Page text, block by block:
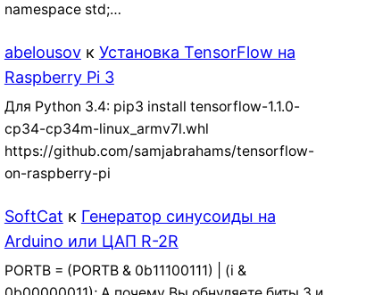
namespace std;…
abelousovк Установка TensorFlow на
Raspberry Pi 3
Для Python 3.4: pip3 install tensorflow-1.1.0-
cp34-cp34m-linux_armv7l.whl
https://github.com/samjabrahams/tensorflow-
on-raspberry-pi
SoftCat к Генератор синусоиды на
Arduino или ЦАП R-2R
PORTB = (PORTB & 0b11100111) | (i &